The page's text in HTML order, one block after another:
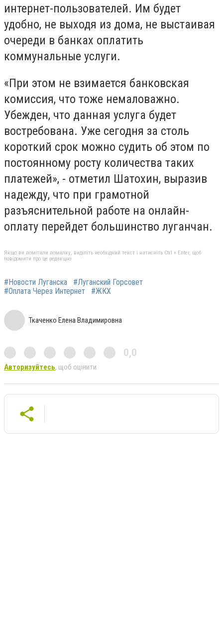
интернет-пользователей. Им будет
удобно, не выходя из дома, не выстаивая
очереди в банках оплатить
коммунальные услуги.
«При этом не взимается банковская
комиссия, что тоже немаловажно.
Убежден, что данная услуга будет
востребована. Уже сегодня за столь
короткий срок можно судить об этом по
постоянному росту количества таких
платежей», - отметил Шатохин, выразив
надежду, что при грамотной
разъяснительной работе на онлайн-
оплату перейдет большинство луганчан.
Якщо ви помітили помилку, виділіть необхідний текст і натисніть Ctrl + Enter, щоб
повідомити про це редакцію
#Новости Луганска
#Луганский Горсовет
#Оплата Через Интернет
#ЖКХ
Ткаченко Елена Владимировна
0,0
Авторизуйтесь, щоб оцінити